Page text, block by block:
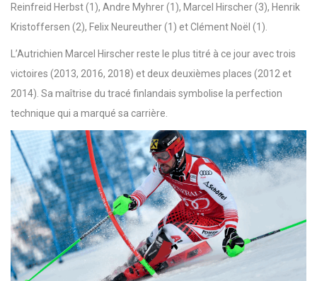
Reinfreid Herbst (1), Andre Myhrer (1), Marcel Hirscher (3), Henrik
Kristoffersen (2), Felix Neureuther (1) et Clément Noël (1).
L’Autrichien Marcel Hirscher reste le plus titré à ce jour avec trois
victoires (2013, 2016, 2018) et deux deuxièmes places (2012 et
2014). Sa maîtrise du tracé finlandais symbolise la perfection
technique qui a marqué sa carrière.